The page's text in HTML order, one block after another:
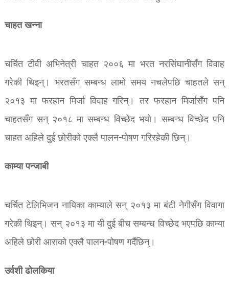
चाहत खन्ना
चर्चित टीवी अभिनेत्री चाहत २००६ मा भरत नरसिंघानीसँग विवाह
गरेकी थिइन्। भरतसँग सम्बन्ध लामो समय नचलेपछि चाहतले सन्
२०१३ मा फरहान मिर्जा विवाह गरिन्। तर फरहान मिर्जासँग पनि
चाहतसँग सन् २०१८ मा सम्बन्ध विच्छेद भयो। सम्बन्ध विच्छेद पनि
चाहत अहिले दुई छोरीको एक्लै पालन-पोषण गरिरहेकी छिन्।
काम्या पन्जाबी
चर्चित टेलिभिजन नायिका काम्याले सन् २०१३ मा बंटी नेगीसँग विवागा
गरेकी थिइन्। सन् २०१३ मा यी दुई बीच सम्बन्ध विच्छेद भएपछि काम्या
अहिले छोरी आराको एक्लै पालन-पोषण गर्दैछिन्।
उर्वशी ढोलकिया